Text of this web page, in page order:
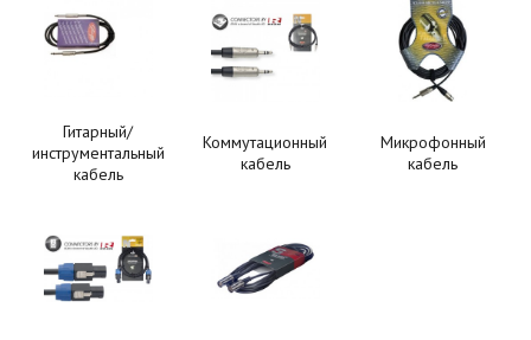
Гитарный/
инструментальный
кабель
Коммутационный
кабель
Микрофонный
кабель